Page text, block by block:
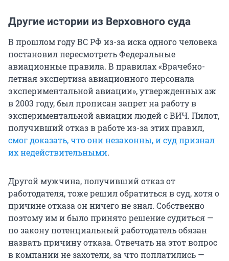
Другие истории из Верховного суда
В прошлом году ВС РФ из-за иска одного человека
постановил пересмотреть Федеральные
авиационные правила. В правилах «Врачебно-
летная экспертиза авиационного персонала
экспериментальной авиации», утвержденных аж
в 2003 году, был прописан запрет на работу в
экспериментальной авиации людей с ВИЧ. Пилот,
получивший отказ в работе из-за этих правил,
смог доказать, что они незаконны, и суд признал
их недействительными.
Другой мужчина, получивший отказ от
работодателя, тоже решил обратиться в суд, хотя о
причине отказа он ничего не знал. Собственно
поэтому им и было принято решение судиться —
по закону потенциальный работодатель обязан
назвать причину отказа. Отвечать на этот вопрос
в компании не захотели, за что поплатились —